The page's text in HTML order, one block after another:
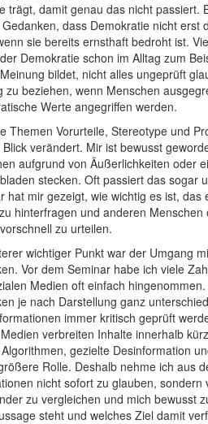
trägt, damit genau das nicht passiert.
dass Demokratie nicht erst
sie bereits ernsthaft bedroht ist.
Demokratie schon im Alltag zum
bildet, nicht alles ungeprüft
zu beziehen, wenn Menschen
Werte angegriffen werden.
Themen Vorurteile, Stereotype und
Blick verändert. Mir ist bewusst
aufgrund von Äußerlichkeiten oder
stecken. Oft passiert das sogar
hat mir gezeigt, wie wichtig es ist, das
hinterfragen und anderen Menschen
zu urteilen.
wichtiger Punkt war der Umgang
Vor dem Seminar habe ich viele
Medien oft einfach
je nach Darstellung ganz
immer kritisch geprüft
verbreiten Inhalte innerhalb
gezielte Desinformation
Rolle. Deshalb nehme ich aus
nicht sofort zu glauben, sondern
zu vergleichen und mich bewusst
steht und welches Ziel damit